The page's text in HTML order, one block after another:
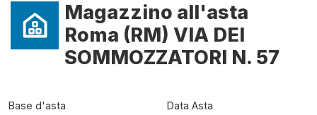
Magazzino all'asta
Roma (RM) VIA DEI
SOMMOZZATORI N. 57
Base d'asta
Data Asta